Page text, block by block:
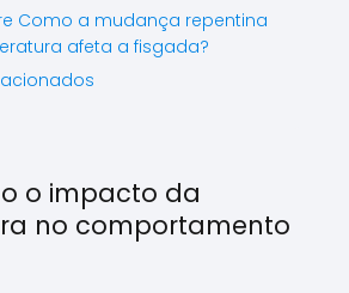
Como a mudança repentina
afeta a fisgada?
o impacto da
no comportamento